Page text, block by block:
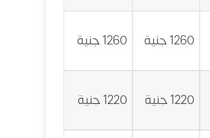
1260 جنية 1260 جنية
1220 جنية 1220 جنية